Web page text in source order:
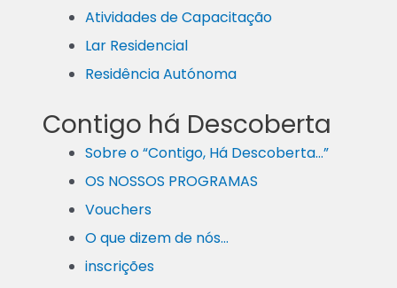
Atividades de Capacitação
Lar Residencial
Residência Autónoma
Contigo há Descoberta
Sobre o “Contigo, Há Descoberta…”
OS NOSSOS PROGRAMAS
Vouchers
O que dizem de nós…
inscrições